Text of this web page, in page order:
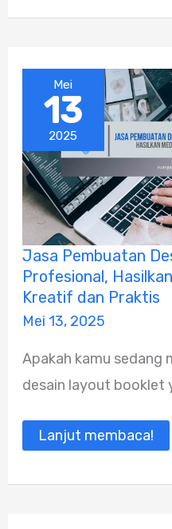
Mei
13
2025
Jasa Pembuatan
Profesional,
Kreatif dan Praktis
Mei 13, 2025
Apakah kamu sedang
desain layout booklet
Jasa
Pembuatan
Desain
Layout
Profesional,
Media
Promosi
yang
Kreatif
Praktis
Lanjut membaca!